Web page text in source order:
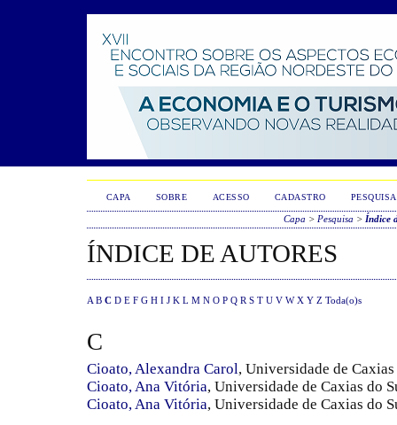
CAPA SOBRE ACESSO CADASTRO PESQUISA
Capa > Pesquisa > Índice
ÍNDICE DE AUTORES
A B C D E F G H I J K L M N O P Q R S T U V W X Y Z Toda(o)s
C
Cioato, Alexandra Carol, Universidade de
Cioato, Ana Vitória, Universidade de Caxias do
Cioato, Ana Vitória, Universidade de Caxias do